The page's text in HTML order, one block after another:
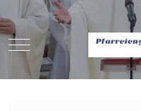
Mobile Menu Toggle